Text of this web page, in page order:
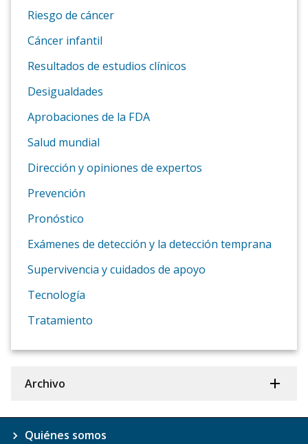
Riesgo de cáncer
Cáncer infantil
Resultados de estudios clínicos
Desigualdades
Aprobaciones de la FDA
Salud mundial
Dirección y opiniones de expertos
Prevención
Pronóstico
Exámenes de detección y la detección temprana
Supervivencia y cuidados de apoyo
Tecnología
Tratamiento
Archivo
Quiénes somos